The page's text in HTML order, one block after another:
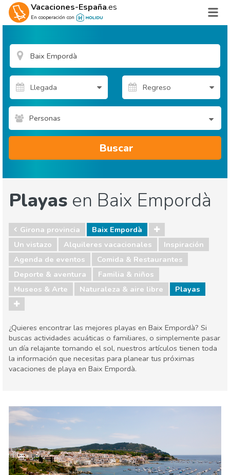
Vacaciones-España.es
En cooperación con
Personas
Buscar
Playas en Baix Empordà
Girona provincia
Baix Empordà
Un vistazo
Alquileres vacacionales
Inspiración
Agenda de eventos
Comida & Restaurantes
Deporte & aventura
Familia & niños
Museos & Arte
Naturaleza & aire libre Playas
¿Quieres encontrar las mejores playas en Baix Empordà? Si
buscas actividades acuáticas o familiares, o simplemente pasar
un día relajante tomando el sol, nuestros artículos tienen toda
la información que necesitas para planear tus próximas
vacaciones de playa en Baix Empordà.
Agenda de eventos
Deporte & aventura
Familia & niños
Museos & Arte
Naturaleza & aire libre